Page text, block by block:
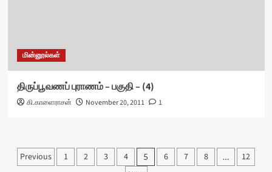
மின்னூல்கள்
திருப்பூவணப் புராணம் – பகுதி – (4)
கி.காளைராசன் November 20, 2011 1
Posts
Previous 1 2 3 4 5 6 7 8 …
12